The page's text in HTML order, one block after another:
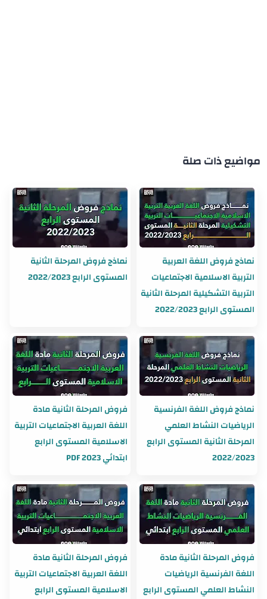
مواضيع ذات صلة
نماذج فروض اللغة العربية
التربية الاسلامية الاجتماعيات
التربية التشكيلية المرحلة الثانية
المستوى الرابع 2022/2023
نماذج فروض المرحلة الثانية
المستوى الرابع 2022/2023
نماذج فروض اللغة الفرنسية
الرياضيات النشاط العلمي
المرحلة الثانية المستوى الرابع
2022/2023
فروض المرحلة الثانية مادة
اللغة العربية الاجتماعيات التربية
الاسلامية المستوى الرابع
ابتدائي 2023 PDF
فروض المرحلة الثانية مادة
اللغة الفرنسية الرياضيات
النشاط العلمي المستوى الرابع
فروض المرحلة الثانية مادة
اللغة العربية الاجتماعيات التربية
الاسلامية المستوى الرابع